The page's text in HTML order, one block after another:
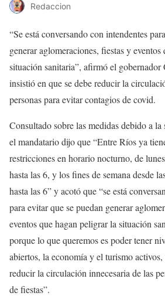
Redaccion
“Se está conversando con intendentes
generar aglomeraciones, fiestas y
situación sanitaria”, afirmó el gobernador
insistió en que se debe reducir la
personas para evitar contagios de covid.
Consultado sobre las medidas debido a
el mandatario dijo que “Entre Ríos ya
restricciones en horario nocturno, de
hasta las 6, y los fines de semana desde
hasta las 6” y acotó que “se está
para evitar que se puedan generar
eventos que hagan peligrar la situación
porque lo que queremos es poder tener
abiertos, la economía y el turismo activos,
reducir la circulación innecesaria de las
de fiestas”.